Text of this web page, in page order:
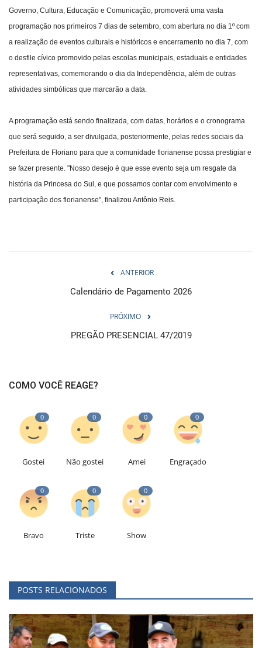
Governo, Cultura, Educação e Comunicação, promoverá uma vasta
programação nos primeiros 7 dias de setembro, com abertura no dia 1º com
a realização de eventos culturais e históricos e encerramento no dia 7, com
o desfile cívico promovido pelas escolas municipais, estaduais e entidades
representativas, comemorando o dia da Independência, além de outras
atividades simbólicas que marcarão a data.
A programação está sendo finalizada, com datas, horários e o cronograma
que será seguido, a ser divulgada, posteriormente, pelas redes sociais da
Prefeitura de Floriano para que a comunidade florianense possa prestigiar e
se fazer presente. "Nosso desejo é que esse evento seja um resgate da
história da Princesa do Sul, e que possamos contar com envolvimento e
participação dos florianense", finalizou Antônio Reis.
ANTERIOR
Calendário de Pagamento 2026
PRÓXIMO
PREGÃO PRESENCIAL 47/2019
COMO VOCÊ REAGE?
0
Gostei
0
Não gostei
0
Amei
0
Engraçado
0
Bravo
0
Triste
0
Show
POSTS RELACIONADOS